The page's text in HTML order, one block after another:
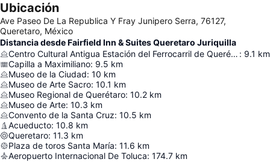
Ubicación
Ave Paseo De La Republica Y Fray Junipero Serra, 76127,
Queretaro, México
Distancia desde Fairfield Inn & Suites Queretaro Juriquilla
Centro Cultural Antigua Estación del Ferrocarril de Querétaro : 9.1 km
Capilla a Maximiliano: 9.5 km
Museo de la Ciudad: 10 km
Museo de Arte Sacro: 10.1 km
Museo Regional de Querétaro: 10.2 km
Museo de Arte: 10.3 km
Convento de la Santa Cruz: 10.5 km
Acueducto: 10.8 km
Queretaro: 11.3 km
Plaza de toros Santa María: 11.6 km
Aeropuerto Internacional De Toluca: 174.7 km